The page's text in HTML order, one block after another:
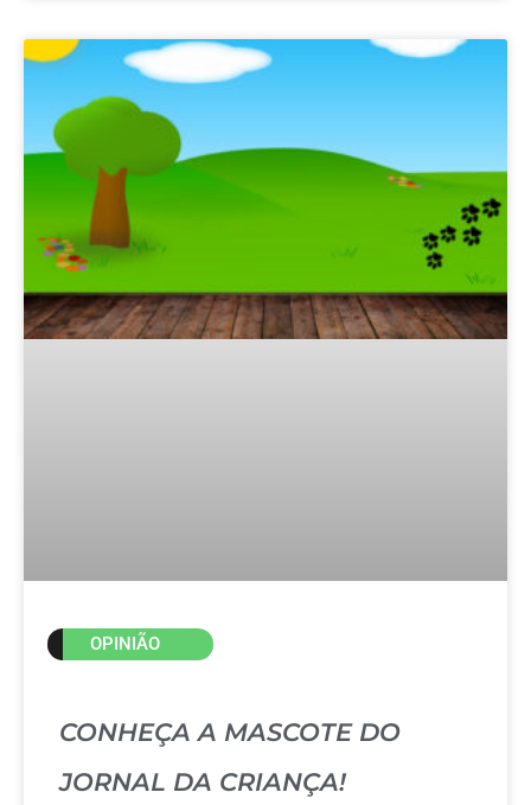
OPINIÃO
CONHEÇA A MASCOTE DO
JORNAL DA CRIANÇA!